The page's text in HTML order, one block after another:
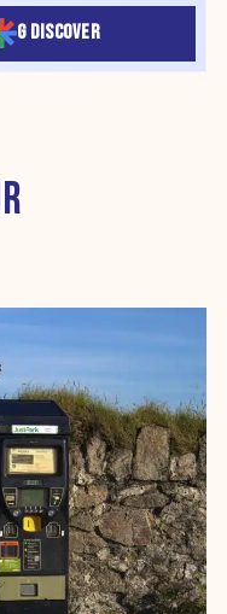
G DISCOVER